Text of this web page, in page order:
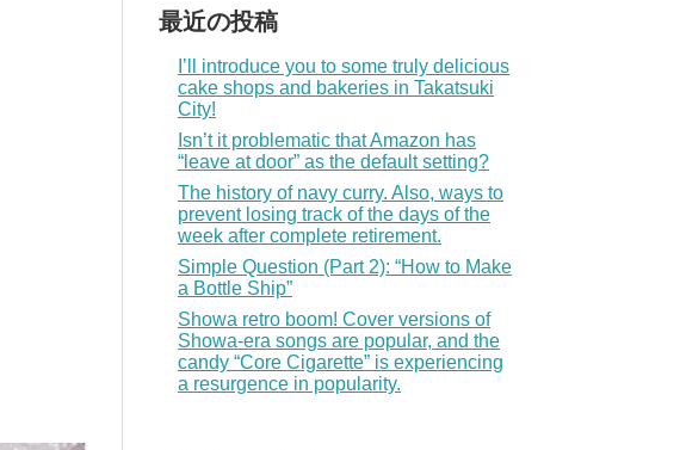
最近の投稿
I’ll introduce you to some truly delicious
cake shops and bakeries in Takatsuki
City!
Isn’t it problematic that Amazon has
“leave at door” as the default setting?
The history of navy curry. Also, ways to
prevent losing track of the days of the
week after complete retirement.
Simple Question (Part 2): “How to Make
a Bottle Ship”
Showa retro boom! Cover versions of
Showa-era songs are popular, and the
candy “Core Cigarette” is experiencing
a resurgence in popularity.